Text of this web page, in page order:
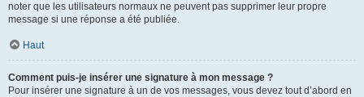
noter que les utilisateurs normaux ne peuvent pas supprimer leur propre
message si une réponse a été publiée.
Haut
Comment puis-je insérer une signature à mon message ?
Pour insérer une signature à un de vos messages, vous devez tout d’abord en